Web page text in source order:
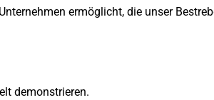
ermöglicht, die unser
demonstrieren.